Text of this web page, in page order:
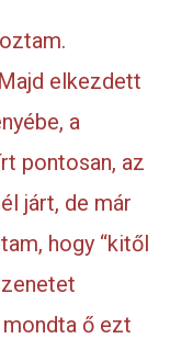
elkezdett
a
pontosan, az
járt, de már
hogy “kitől
ő ezt